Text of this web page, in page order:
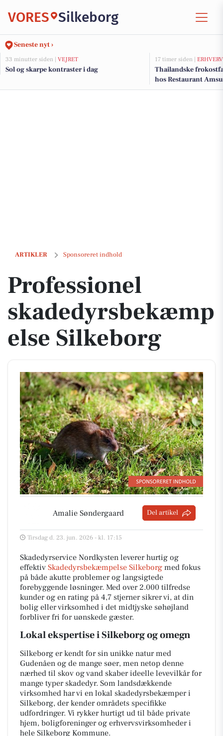
VORES Silkeborg
Seneste nyt ›
33 minutter siden | VEJRET
Sol og skarpe kontraster i dag
17 timer siden | ERHVERV
Thailandske
hos Restaurant
ARTIKLER Sponsoreret indhold
Professionel skadedyrsbekæmpelse Silkeborg
Professionel
skadedyrsbekæmp
else Silkeborg
Amalie Søndergaard Del artikel
Tirsdag d. 23. jun. 2026 - kl. 17:15
Skadedyrservice Nordkysten leverer hurtig og
effektiv Skadedyrsbekæmpelse Silkeborg med fokus
på både akutte problemer og langsigtede
forebyggende løsninger. Med over 2.000 tilfredse
kunder og en rating på 4,7 stjerner sikrer vi, at din
bolig eller virksomhed i det midtjyske søhøjland
forbliver fri for uønskede gæster.
Lokal ekspertise i Silkeborg og omegn
Silkeborg er kendt for sin unikke natur med
Gudenåen og de mange søer, men netop denne
nærhed til skov og vand skaber ideelle levevilkår for
mange typer skadedyr. Som landsdækkende
virksomhed har vi en lokal skadedyrsbekæmper i
Silkeborg, der kender områdets specifikke
udfordringer. Vi rykker hurtigt ud til både private
hjem, boligforeninger og erhvervsvirksomheder i
hele Silkeborg Kommune.